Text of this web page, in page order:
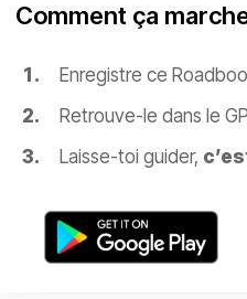
Comment ça
Enregistre ce
Retrouve-le dans le
Laisse-toi guider,